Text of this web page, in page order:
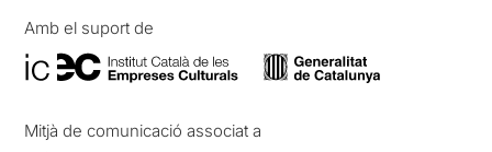
Amb el suport de
Mitjà de comunicació associat a